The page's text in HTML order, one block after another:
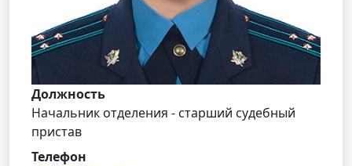
Должность
Начальник отделения - старший судебный
пристав
Телефон